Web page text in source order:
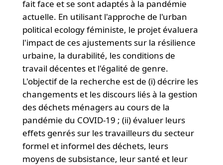
fait face et se sont adaptés à la pandémie
actuelle. En utilisant l'approche de l'urban
political ecology féministe, le projet évaluera
l'impact de ces ajustements sur la résilience
urbaine, la durabilité, les conditions de
travail décentes et l'égalité de genre.
L'objectif de la recherche est de (i) décrire les
changements et les discours liés à la gestion
des déchets ménagers au cours de la
pandémie du COVID-19 ; (ii) évaluer leurs
effets genrés sur les travailleurs du secteur
formel et informel des déchets, leurs
moyens de subsistance, leur santé et leur